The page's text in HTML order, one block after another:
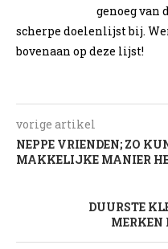
genoeg van
scherpe doelenlijst bij.
bovenaan op deze lijst!
vorige artikel
NEPPE VRIENDEN; ZO
MAKKELIJKE MANIER
DUURSTE